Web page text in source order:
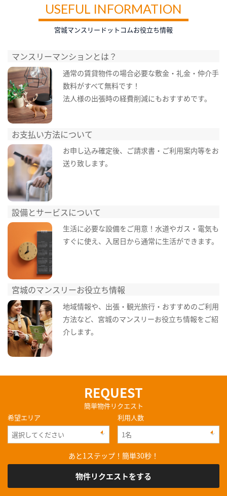
USEFUL INFORMATION
宮城マンスリードットコムお役立ち情報
マンスリーマンションとは？
通常の賃貸物件の場合必要な敷金・礼金・仲介手
数料がすべて無料です！
法人様の出張時の経費削減にもおすすめです。
お支払い方法について
お申し込み確定後、ご請求書・ご利用案内等をお
送り致します。
設備とサービスについて
生活に必要な設備をご用意！水道やガス・電気も
すぐに使え、入居日から通常に生活ができます。
宮城のマンスリーお役立ち情報
地域情報や、出張・観光旅行・おすすめのご利用
方法など、宮城のマンスリーお役立ち情報をご紹
介します。
REQUEST
簡単物件リクエスト
希望エリア
利用人数
あと1ステップ！簡単30秒！
物件リクエストをする